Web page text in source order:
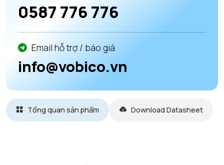
0587 776 776
Email hỗ trợ / báo giá
info@vobico.vn
Tổng quan sản phẩm Download Datasheet